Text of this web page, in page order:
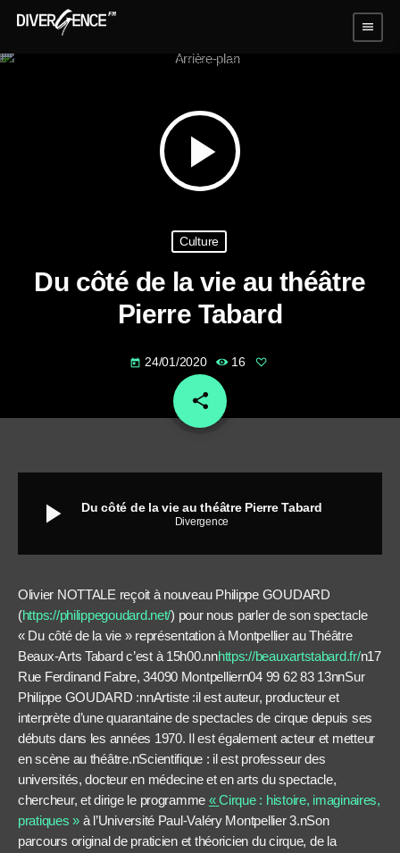
menu
play_arrow
Culture
Du côté de la vie au théâtre
Pierre Tabard
today 24/01/2020 16
share
email
play_arrow Du côté de la vie au théâtre Pierre Tabard
Divergence
Olivier NOTTALE reçoit à nouveau Philippe GOUDARD
(https://philippegoudard.net/) pour nous parler de son spectacle
« Du côté de la vie » représentation à Montpellier au Théâtre
Beaux-Arts Tabard c’est à 15h00.nnhttps://beauxartstabard.fr/n17
Rue Ferdinand Fabre, 34090 Montpelliern04 99 62 83 13nnSur
Philippe GOUDARD :nnArtiste :il est auteur, producteur et
interprète d’une quarantaine de spectacles de cirque depuis ses
débuts dans les années 1970. Il est également acteur et metteur
en scène au théâtre.nScientifique : il est professeur des
universités, docteur en médecine et en arts du spectacle,
chercheur, et dirige le programme « Cirque : histoire, imaginaires,
pratiques » à l’Université Paul-Valéry Montpellier 3.nSon
parcours original de praticien et théoricien du cirque, de la